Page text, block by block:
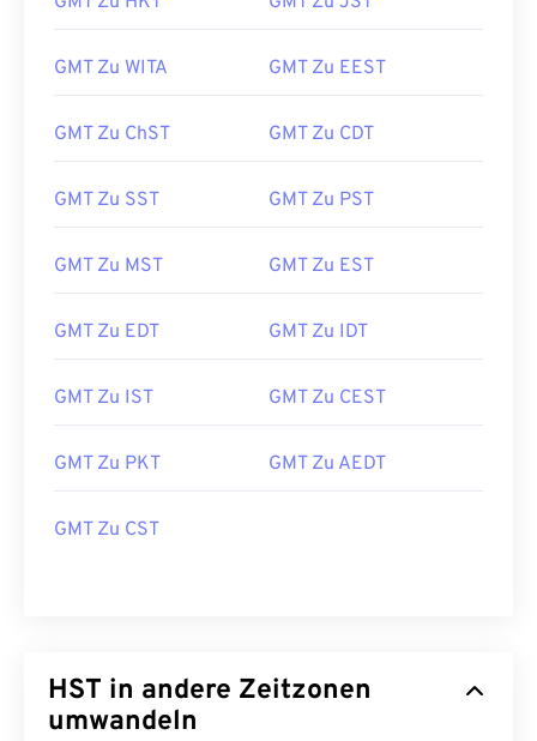
GMT Zu WITA GMT Zu EEST
GMT Zu ChST GMT Zu CDT
GMT Zu SST GMT Zu PST
GMT Zu MST GMT Zu EST
GMT Zu EDT GMT Zu IDT
GMT Zu IST GMT Zu CEST
GMT Zu PKT GMT Zu AEDT
GMT Zu CST
HST in andere Zeitzonen
umwandeln